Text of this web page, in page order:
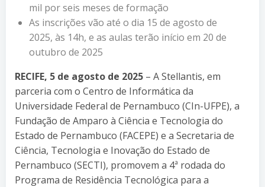
mil por seis meses de formação
As inscrições vão até o dia 15 de agosto de
2025, às 14h, e as aulas terão início em 20 de
outubro de 2025
RECIFE, 5 de agosto de 2025 – A Stellantis, em
parceria com o Centro de Informática da
Universidade Federal de Pernambuco (CIn-UFPE), a
Fundação de Amparo à Ciência e Tecnologia do
Estado de Pernambuco (FACEPE) e a Secretaria de
Ciência, Tecnologia e Inovação do Estado de
Pernambuco (SECTI), promovem a 4ª rodada do
Programa de Residência Tecnológica para a